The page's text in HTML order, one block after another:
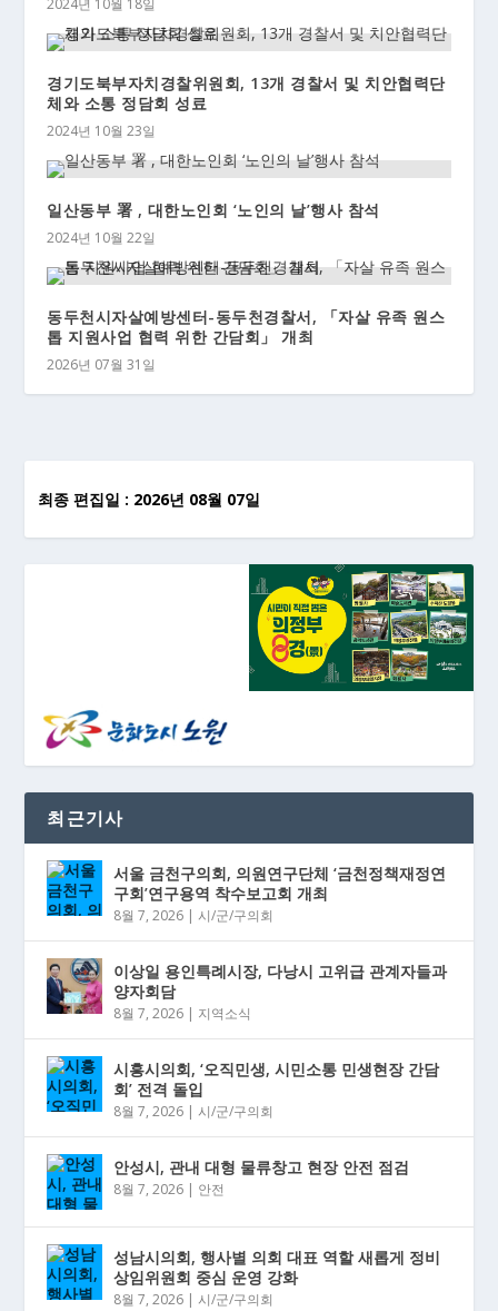
2024년 10월 18일
경기도북부자치경찰위원회, 13개 경찰서 및 치안협력단
체와 소통 정담회 성료
2024년 10월 23일
일산동부 署 , 대한노인회 ‘노인의 날’행사 참석
2024년 10월 22일
동두천시자살예방센터-동두천경찰서, 「자살 유족 원스
톱 지원사업 협력 위한 간담회」 개최
2026년 07월 31일
최종 편집일 : 2026년 08월 07일
최근기사
서울 금천구의회, 의원연구단체 ‘금천정책재정연
구회’연구용역 착수보고회 개최
8월 7, 2026 | 시/군/구의회
이상일 용인특례시장, 다낭시 고위급 관계자들과
양자회담
8월 7, 2026 | 지역소식
시흥시의회, ‘오직민생, 시민소통 민생현장 간담
회’ 전격 돌입
8월 7, 2026 | 시/군/구의회
안성시, 관내 대형 물류창고 현장 안전 점검
8월 7, 2026 | 안전
성남시의회, 행사별 의회 대표 역할 새롭게 정비
상임위원회 중심 운영 강화
8월 7, 2026 | 시/군/구의회